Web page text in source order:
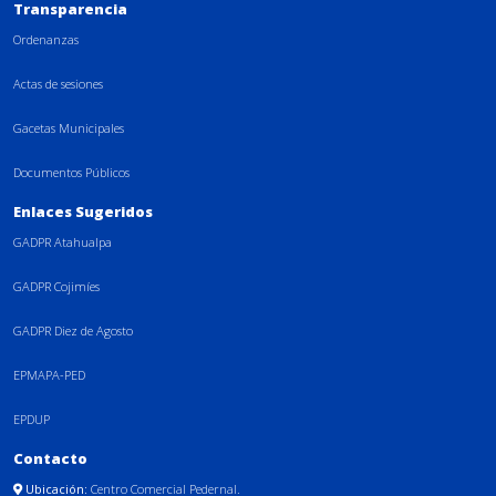
Transparencia
Ordenanzas
Actas de sesiones
Gacetas Municipales
Documentos Públicos
Enlaces Sugeridos
GADPR Atahualpa
GADPR Cojimíes
GADPR Diez de Agosto
EPMAPA-PED
EPDUP
Contacto
Ubicación: Centro Comercial Pedernal.